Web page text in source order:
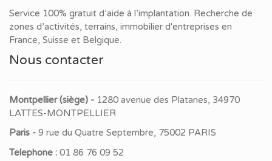
Service 100% gratuit d’aide à l’implantation. Recherche de
zones d’activités, terrains, immobilier d'entreprises en
France, Suisse et Belgique.
Nous contacter
Montpellier (siège) - 1280 avenue des Platanes, 34970
LATTES-MONTPELLIER
Paris - 9 rue du Quatre Septembre, 75002 PARIS
Telephone : 01 86 76 09 52